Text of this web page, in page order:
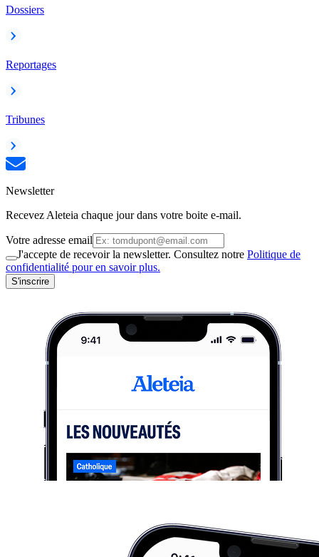
Dossiers
Reportages
Tribunes
Newsletter
Recevez Aleteia chaque jour dans votre boite e-mail.
Votre adresse email
J'accepte de recevoir la newsletter. Consultez notre Politique de
confidentialité pour en savoir plus.
S'inscrire